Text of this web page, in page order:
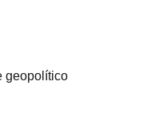
geopolítico